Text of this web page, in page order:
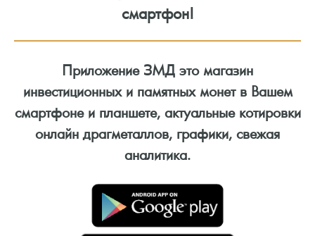
смартфон!
Приложение ЗМД это магазин
инвестиционных и памятных монет в Вашем
смартфоне и планшете, актуальные котировки
онлайн драгметаллов, графики, свежая
аналитика.